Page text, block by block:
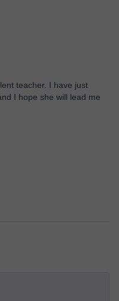
teacher. I have just
I hope she will lead me